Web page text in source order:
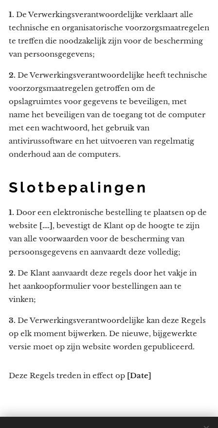
1. De Verwerkingsverantwoordelijke verklaart alle
technische en organisatorische voorzorgsmaatregelen
te treffen die noodzakelijk zijn voor de bescherming
van persoonsgegevens;
2. De Verwerkingsverantwoordelijke heeft technische
voorzorgsmaatregelen getroffen om de
opslagruimtes voor gegevens te beveiligen, met
name het beveiligen van de toegang tot de computer
met een wachtwoord, het gebruik van
antivirussoftware en het uitvoeren van regelmatig
onderhoud aan de computers.
Slotbepalingen
1. Door een elektronische bestelling te plaatsen op de
website [….], bevestigt de Klant op de hoogte te zijn
van alle voorwaarden voor de bescherming van
persoonsgegevens en aanvaardt deze volledig;
2. De Klant aanvaardt deze regels door het vakje in
het aankoopformulier voor bestellingen aan te
vinken;
3. De Verwerkingsverantwoordelijke kan deze Regels
op elk moment bijwerken. De nieuwe, bijgewerkte
versie moet op zijn website worden gepubliceerd.
Deze Regels treden in effect op [Date]